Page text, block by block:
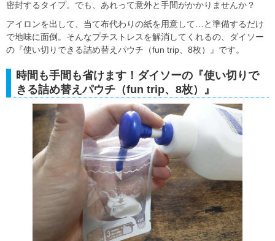
密封するタイプ。でも、あれって意外と手間がかかりませんか？
アイロンを出して、当て布代わりの紙を用意して…と準備するだけ
で地味に面倒。そんなプチストレスを解消してくれるの、ダイソー
の『使い切りできる詰め替えパウチ（fun trip、8枚）』です。
時間も手間も省けます！ダイソーの『使い切りで
きる詰め替えパウチ（fun trip、8枚）』